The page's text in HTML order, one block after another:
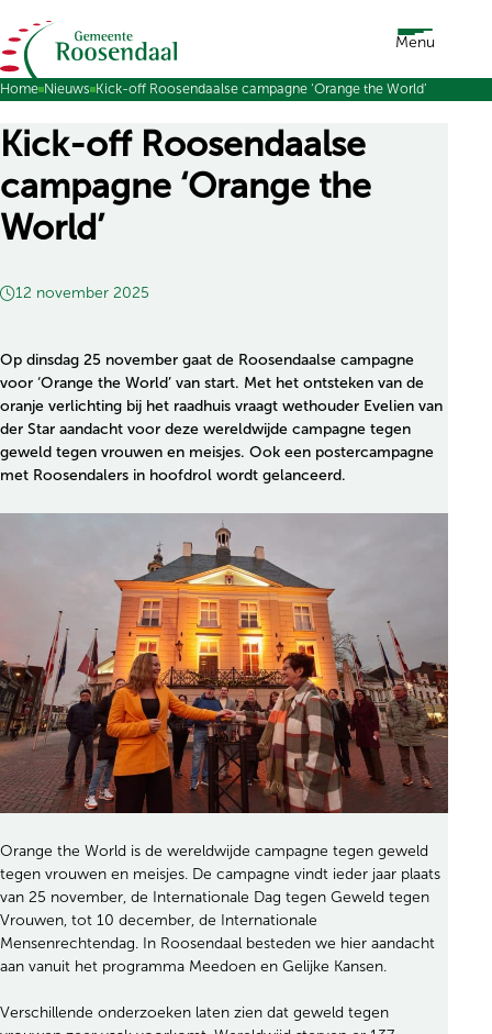
Ga naar de inhoud Menu
Home Nieuws Kick-off Roosendaalse campagne ‘Orange the World’
Kick-off Roosendaalse
campagne ‘Orange the
World’
12 november 2025
Op dinsdag 25 november gaat de Roosendaalse campagne
voor ‘Orange the World’ van start. Met het ontsteken van de
oranje verlichting bij het raadhuis vraagt wethouder Evelien van
der Star aandacht voor deze wereldwijde campagne tegen
geweld tegen vrouwen en meisjes. Ook een postercampagne
met Roosendalers in hoofdrol wordt gelanceerd.
Orange the World is de wereldwijde campagne tegen geweld
tegen vrouwen en meisjes. De campagne vindt ieder jaar plaats
van 25 november, de Internationale Dag tegen Geweld tegen
Vrouwen, tot 10 december, de Internationale
Mensenrechtendag. In Roosendaal besteden we hier aandacht
aan vanuit het programma Meedoen en Gelijke Kansen.
Verschillende onderzoeken laten zien dat geweld tegen